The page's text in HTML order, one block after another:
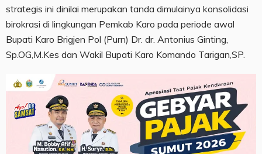
strategis ini dinilai merupakan tanda dimulainya konsolidasi
birokrasi di lingkungan Pemkab Karo pada periode awal
Bupati Karo Brigjen Pol (Purn) Dr. dr. Antonius Ginting,
Sp.OG,M.Kes dan Wakil Bupati Karo Komando Tarigan,SP.